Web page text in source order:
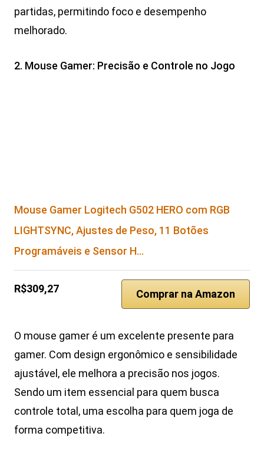
partidas, permitindo foco e desempenho
melhorado.
2. Mouse Gamer: Precisão e Controle no Jogo
Mouse Gamer Logitech G502 HERO com RGB
LIGHTSYNC, Ajustes de Peso, 11 Botões
Programáveis e Sensor H…
R$309,27 Comprar na Amazon
O mouse gamer é um excelente presente para
gamer. Com design ergonômico e sensibilidade
ajustável, ele melhora a precisão nos jogos.
Sendo um item essencial para quem busca
controle total, uma escolha para quem joga de
forma competitiva.